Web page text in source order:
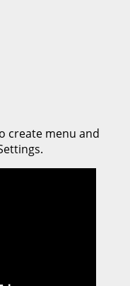
create menu and